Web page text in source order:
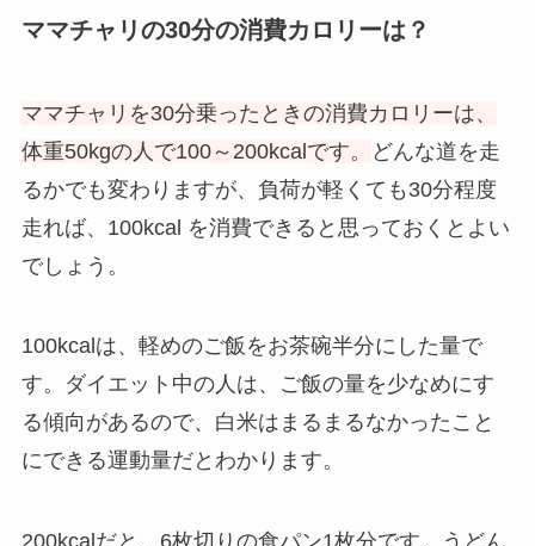
ママチャリの30分の消費カロリーは？
ママチャリを30分乗ったときの消費カロリーは、
体重50kgの人で100～200kcalです。
どんな道を走
るかでも変わりますが、負荷が軽くても30分程度
走れば、100kcal を消費できると思っておくとよい
でしょう。
100kcalは、軽めのご飯をお茶碗半分にした量で
す。ダイエット中の人は、ご飯の量を少なめにす
る傾向があるので、白米はまるまるなかったこと
にできる運動量だとわかります。